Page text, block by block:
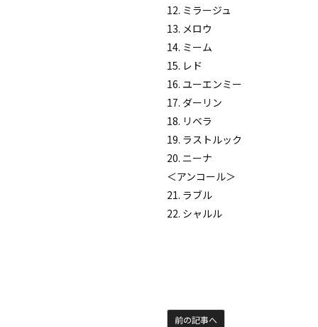
12. ミラージュ
13. メロウ
14. ミーム
15. レド
16. ユーエンミー
17. ダーリン
18. リベラ
19. ラストルック
20. ニーナ
＜アンコール＞
21. ラブル
22. シャルル
前の記事へ